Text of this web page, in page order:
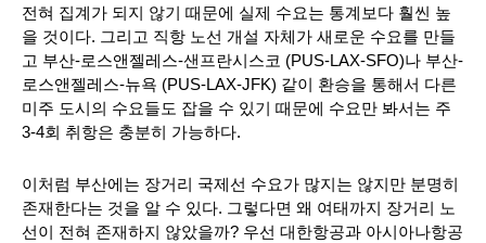
전혀 집계가 되지 않기 때문에 실제 수요는 통계보다 훨씬 높
을 것이다. 그리고 직항 노선 개설 자체가 새로운 수요를 만들
고 부산-로스앤젤레스-샌프란시스코 (PUS-LAX-SFO)나 부산-
로스앤젤레스-뉴욕 (PUS-LAX-JFK) 같이 환승을 통해서 다른
미주 도시의 수요들도 잡을 수 있기 때문에 수요만 봐서는 주
3-4회 취항은 충분히 가능하다.
이처럼 부산에는 장거리 국제선 수요가 많지는 않지만 분명히
존재한다는 것을 알 수 있다. 그렇다면 왜 여태까지 장거리 노
선이 전혀 존재하지 않았을까? 우선 대한항공과 아시아나항공